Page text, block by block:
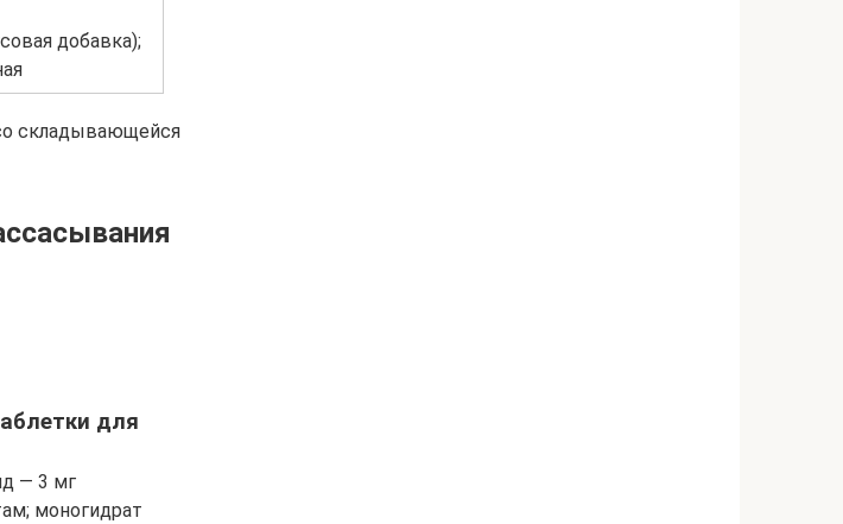
добавка);
складывающейся
для
— 3 мг
моногидрат